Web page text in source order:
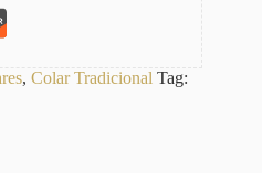
, Colar Tradicional Tag: